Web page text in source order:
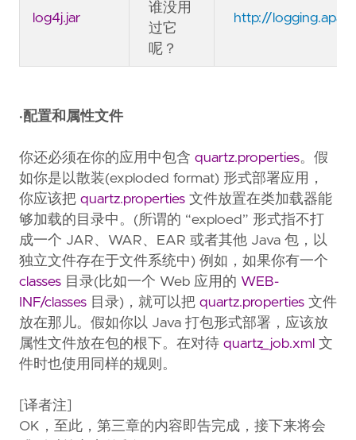
log4j.jar
谁没用
过它
呢？
http://
·配置和属性文件
你还必须在你的应用中包含 quartz.properties。假
如你是以散装(exploded format) 形式部署应用，
你应该把 quartz.properties 文件放置在类加载器能
够加载的目录中。(所谓的 “exploed” 形式指不打
成一个 JAR、WAR、EAR 或者其他 Java 包，以
独立文件存在于文件系统中) 例如，如果你有一个
classes 目录(比如一个 Web 应用的 WEB-
INF/classes 目录)，就可以把 quartz.properties 文件
放在那儿。假如你以 Java 打包形式部署，应该放
属性文件放在包的根下。在对待 quartz_job.xml 文
件时也使用同样的规则。
[译者注]
OK，至此，第三章的内容即告完成，接下来将会